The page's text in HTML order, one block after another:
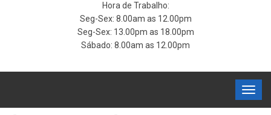
Hora de Trabalho:
Seg-Sex: 8.00am as 12.00pm
Seg-Sex: 13.00pm as 18.00pm
Sábado: 8.00am as 12.00pm